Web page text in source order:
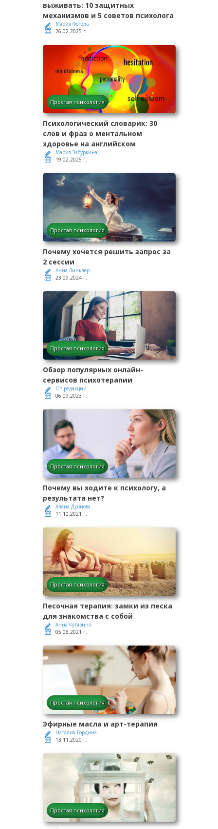
выживать: 10 защитных
механизмов и 5 советов психолога
Мария Фогель
26.02.2025 г.
Простая психология
Психологический словарик: 30
слов и фраз о ментальном
здоровье на английском
Мария Забуркина
19.02.2025 г.
Простая психология
Почему хочется решить запрос за
2 сессии
Анна Винклер
23.09.2024 г.
Простая психология
Обзор популярных онлайн-
сервисов психотерапии
От редакции
06.09.2023 г.
Простая психология
Почему вы ходите к психологу, а
результата нет?
Алена Дронова
11.10.2021 г.
Простая психология
Песочная терапия: замки из песка
для знакомства с собой
Анна Кутявина
05.08.2021 г.
Простая психология
Эфирные масла и арт-терапия
Наталия Гордина
13.11.2020 г.
Простая психология